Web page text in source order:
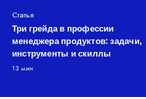
Категория
Статья
Три грейда в профессии
менеджера продуктов: задачи,
инструменты и скиллы
13 мин